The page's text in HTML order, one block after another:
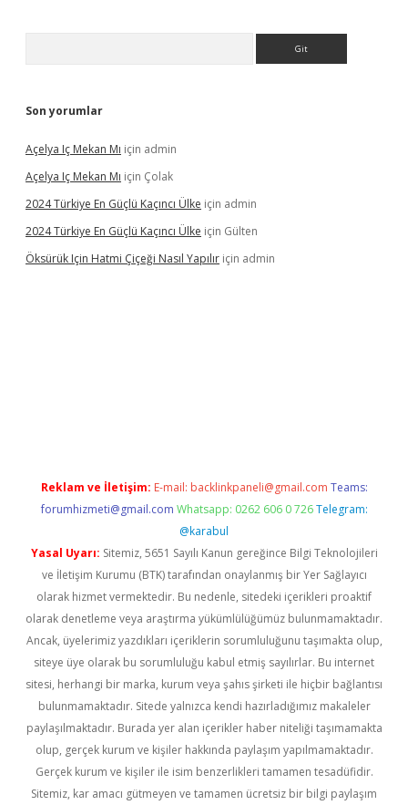
Son yorumlar
Açelya Iç Mekan Mı için admin
Açelya Iç Mekan Mı için Çolak
2024 Türkiye En Güçlü Kaçıncı Ülke için admin
2024 Türkiye En Güçlü Kaçıncı Ülke için Gülten
Öksürük Için Hatmi Çiçeği Nasıl Yapılır için admin
Reklam ve İletişim: E-mail: backlinkpaneli@gmail.com Teams:
forumhizmeti@gmail.com Whatsapp: 0262 606 0 726 Telegram:
@karabul
Yasal Uyarı: Sitemiz, 5651 Sayılı Kanun gereğince Bilgi Teknolojileri
ve İletişim Kurumu (BTK) tarafından onaylanmış bir Yer Sağlayıcı
olarak hizmet vermektedir. Bu nedenle, sitedeki içerikleri proaktif
olarak denetleme veya araştırma yükümlülüğümüz bulunmamaktadır.
Ancak, üyelerimiz yazdıkları içeriklerin sorumluluğunu taşımakta olup,
siteye üye olarak bu sorumluluğu kabul etmiş sayılırlar. Bu internet
sitesi, herhangi bir marka, kurum veya şahıs şirketi ile hiçbir bağlantısı
bulunmamaktadır. Sitede yalnızca kendi hazırladığımız makaleler
paylaşılmaktadır. Burada yer alan içerikler haber niteliği taşımamakta
olup, gerçek kurum ve kişiler hakkında paylaşım yapılmamaktadır.
Gerçek kurum ve kişiler ile isim benzerlikleri tamamen tesadüfidir.
Sitemiz, kar amacı gütmeyen ve tamamen ücretsiz bir bilgi paylaşım